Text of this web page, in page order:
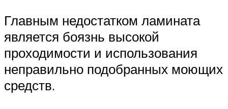
Главным недостатком ламината
является боязнь высокой
проходимости и использования
неправильно подобранных моющих
средств.